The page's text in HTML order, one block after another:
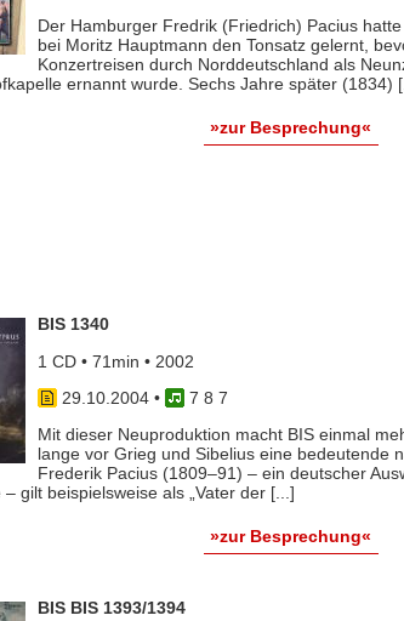
Der Hamburger Fredrik (Friedrich) Pacius
bei Moritz Hauptmann den Tonsatz gelernt,
Konzertreisen durch Norddeutschland als
ernannt wurde. Sechs Jahre später (1834)
»zur Besprechung«
BIS 1340
1 CD • 71min • 2002
29.10.2004•
7 8 7
Mit dieser Neuproduktion macht BIS einmal
lange vor Grieg und Sibelius eine bedeutende
Frederik Pacius (1809–91) – ein deutscher
gilt beispielsweise als „Vater der [...]
»zur Besprechung«
BIS BIS 1393/1394